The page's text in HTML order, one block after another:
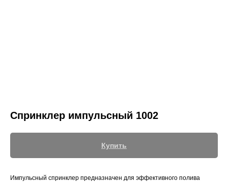
Спринклер импульсный 1002
Купить
Импульсный спринклер предназначен для эффективного полива